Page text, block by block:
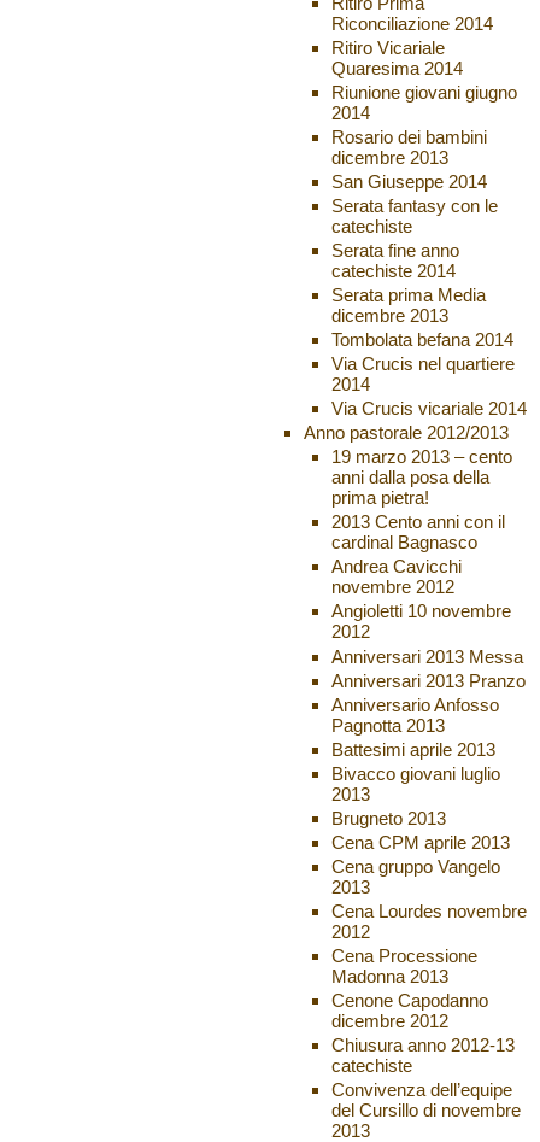
Riconciliazione 2014
Ritiro Vicariale
Quaresima 2014
Riunione giovani giugno
2014
Rosario dei bambini
dicembre 2013
San Giuseppe 2014
Serata fantasy con le
catechiste
Serata fine anno
catechiste 2014
Serata prima Media
dicembre 2013
Tombolata befana 2014
Via Crucis nel quartiere
2014
Via Crucis vicariale 2014
Anno pastorale 2012/2013
19 marzo 2013 – cento
anni dalla posa della
prima pietra!
2013 Cento anni con il
cardinal Bagnasco
Andrea Cavicchi
novembre 2012
Angioletti 10 novembre
2012
Anniversari 2013 Messa
Anniversari 2013 Pranzo
Anniversario Anfosso
Pagnotta 2013
Battesimi aprile 2013
Bivacco giovani luglio
2013
Brugneto 2013
Cena CPM aprile 2013
Cena gruppo Vangelo
2013
Cena Lourdes novembre
2012
Cena Processione
Madonna 2013
Cenone Capodanno
dicembre 2012
Chiusura anno 2012-13
catechiste
Convivenza dell’equipe
del Cursillo di novembre
2013